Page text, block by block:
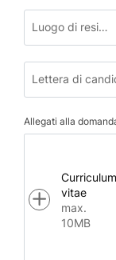
Luogo di residenza*
Lettera di
Allegati alla
Curriculum
vitae
max.
10MB